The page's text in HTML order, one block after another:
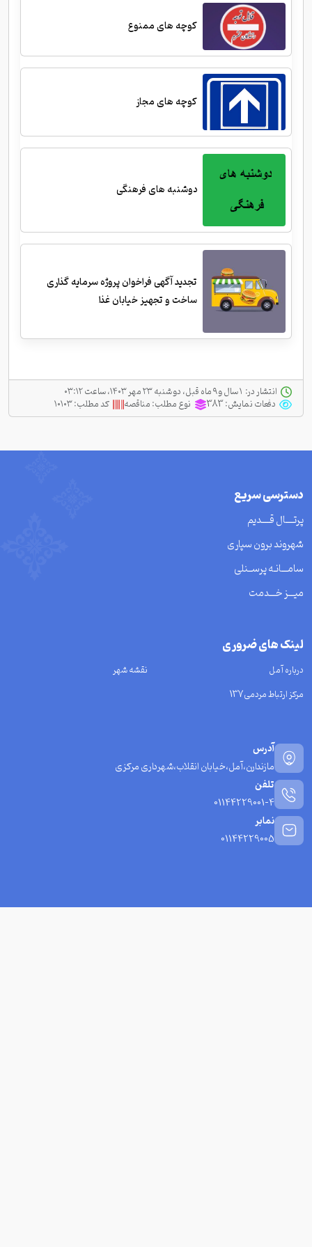
کوچه های ممنوع
کوچه های مجاز
دوشنبه های فرهنگی
تجدید آگهی فراخوان پروژه سرمایه گذاری
ساخت و تجهیز خیابان غذا
انتشار در:
دفعات نمایش:383 نوع مطلب:مناقصه کد مطلب:۱۰۱۰۳
دسترسی سریع
پرتــــال قــــدیم
شهروند برون سپاری
سامـــانـه پرســنلی
میـــز خـــدمت
لینک های ضروری
درباره آمل
نقشه شهر
مرکز ارتباط مردمی137
آدرس
مازندارن،آمل،خیابان انقلاب،شهرداری مرکزی
تلفن
01144229001-4
نمابر
01144229005